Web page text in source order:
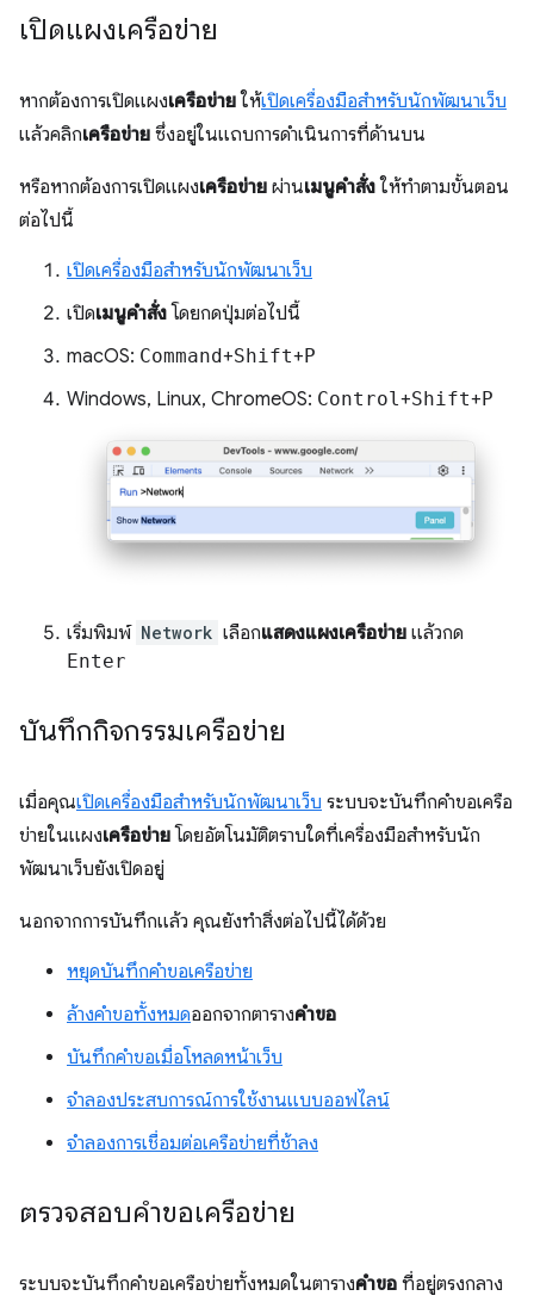
เปิดแผงเครือข่าย
หากต้องการเปิดแผงเครือข่าย ให้เปิดเครื่องมือสำหรับนักพัฒนาเว็บ
แล้วคลิกเครือข่าย ซึ่งอยู่ในแถบการดำเนินการที่ด้านบน
หรือหากต้องการเปิดแผงเครือข่าย ผ่านเมนูคำสั่ง ให้ทำตามขั้นตอน
ต่อไปนี้
เปิดเครื่องมือสำหรับนักพัฒนาเว็บ
เปิดเมนูคำสั่ง โดยกดปุ่มต่อไปนี้
macOS: Command+Shift+P
Windows, Linux, ChromeOS: Control+Shift+P
เริ่มพิมพ์ Network เลือกแสดงแผงเครือข่าย แล้วกด
Enter
บันทึกกิจกรรมเครือข่าย
เมื่อคุณเปิดเครื่องมือสำหรับนักพัฒนาเว็บ ระบบจะบันทึกคำขอเครือ
ข่ายในแผงเครือข่ายโดยอัตโนมัติตราบใดที่เครื่องมือสำหรับนัก
พัฒนาเว็บยังเปิดอยู่
นอกจากการบันทึกแล้ว คุณยังทำสิ่งต่อไปนี้ได้ด้วย
หยุดบันทึกคำขอเครือข่าย
ล้างคำขอทั้งหมดออกจากตารางคำขอ
บันทึกคำขอเมื่อโหลดหน้าเว็บ
จำลองประสบการณ์การใช้งานแบบออฟไลน์
จำลองการเชื่อมต่อเครือข่ายที่ช้าลง
ตรวจสอบคำขอเครือข่าย
ระบบจะบันทึกคำขอเครือข่ายทั้งหมดในตารางคำขอ ที่อยู่ตรงกลาง